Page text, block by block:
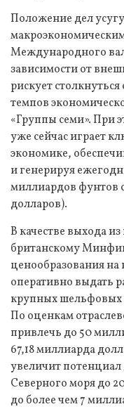
Положение дел
Международного
зависимости от
рискует
темпов
«Группы семи». При
уже сейчас играет
экономике,
и генерируя
миллиардов фунтов
долларов).
В качестве выхода
британскому
ценообразования на
оперативно выдать
крупных шельфовых
По оценкам
привлечь до 50
67,18 миллиарда
увеличит
Северного моря до
до более чем 7